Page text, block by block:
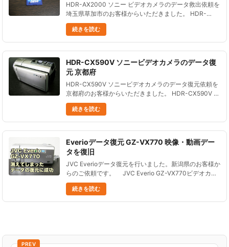
HDR-AX2000 ソニー ビデオカメラのデータ救出依頼を
埼玉県草加市のお客様からいただきました。 HDR-
AX2000 ソニー ビデオカメラにて動画を撮影。 付属ソ
フト(Content Management Util......
続きを読む
HDR-CX590V ソニービデオカメラのデータ復
元 京都府
HDR-CX590V ソニービデオカメラのデータ復元依頼を
京都府のお客様からいただきました。 HDR-CX590V ソ
ニービデオカメラの操作ミスで、データを全て削除し
た。 その後静止画を５枚撮影している、という状況で
す。......
続きを読む
Everioデータ復元 GZ-VX770 映像・動画デー
タを復旧
JVC Everioデータ復元を行いました。新潟県のお客様か
らのご依頼です。 JVC Everio GZ-VX770ビデオカメ
ラは、2012年2月に発売されました。 Wi-Fi機能が便利
ですね......
続きを読む
PREV